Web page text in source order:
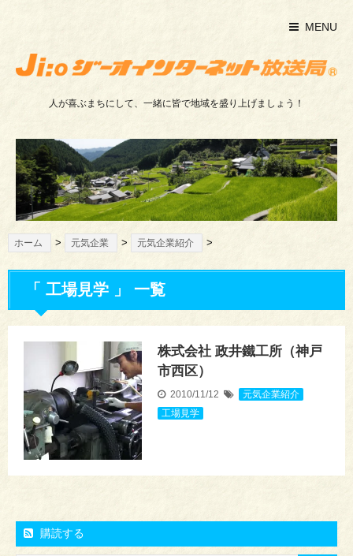
MENU
人が喜ぶまちにして、一緒に皆で地域を盛り上げましょう！
ホーム > 元気企業 > 元気企業紹介 >
「 工場見学 」 一覧
株式会社 政井鐵工所（神戸
市西区）
2010/11/12 元気企業紹介
工場見学
購読する